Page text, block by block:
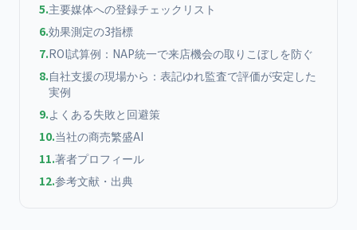
5.主要媒体への登録チェックリスト
6.効果測定の3指標
7.ROI試算例：NAP統一で来店機会の取りこぼしを防ぐ
8.自社支援の現場から：表記ゆれ監査で評価が安定した
実例
9.よくある失敗と回避策
10.当社の商売繁盛AI
11.著者プロフィール
12.参考文献・出典